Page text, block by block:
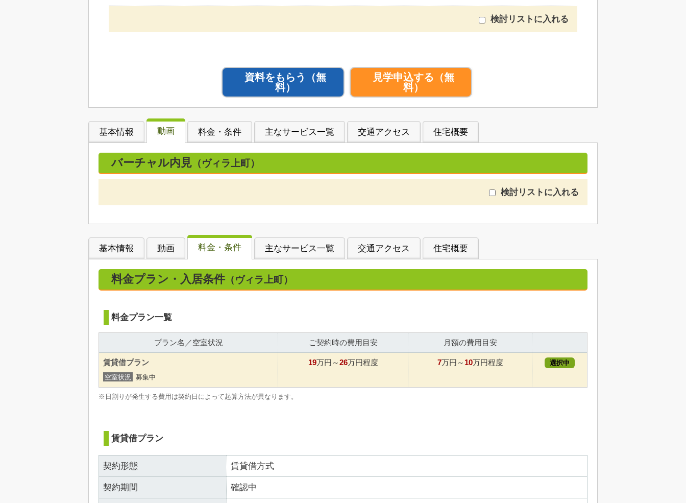
検討リストに入れる
資料をもらう
（無
料）
見学申込する （無
料）
基本情報 動画 料金・条件 主なサービス一覧 交通アクセス 住宅概要
バーチャル内見 （ヴィラ上町）
検討リストに入れる
基本情報 動画 料金・条件 主なサービス一覧 交通アクセス 住宅概要
料金プラン・入居条件 （ヴィラ上町）
料金プラン一覧
プラン名／空室状況 ご契約時の費用目安 月額の費用目安
賃貸借プラン
空室状況 募集中
19万円～26万円程度 7万円～ 10万円程度 選択中
※日割りが発生する費用は契約日によって起算方法が異なります。
賃貸借プラン
契約形態 賃貸借方式
契約期間 確認中